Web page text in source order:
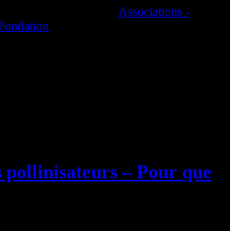
Associations -
pollinisateurs – Pour que